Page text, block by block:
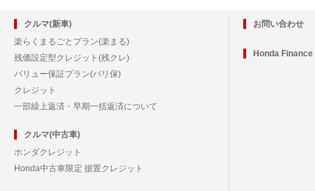
クルマ(新車)
楽らくまるごとプラン(楽まる)
残価設定型クレジット(残クレ)
バリュー保証プラン(バリ保)
クレジット
一部繰上返済・早期一括返済について
クルマ(中古車)
ホンダクレジット
Honda中古車限定 据置クレジット
お問い合わせ
Honda Finance